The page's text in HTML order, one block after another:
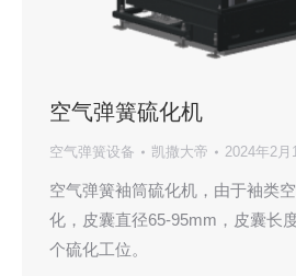
空气弹簧硫化机
空气弹簧设备 凯撒大帝 2024年2月
空气弹簧袖筒硫化机，由于袖类
化，皮囊直径65-95mm，皮囊长
个硫化工位。